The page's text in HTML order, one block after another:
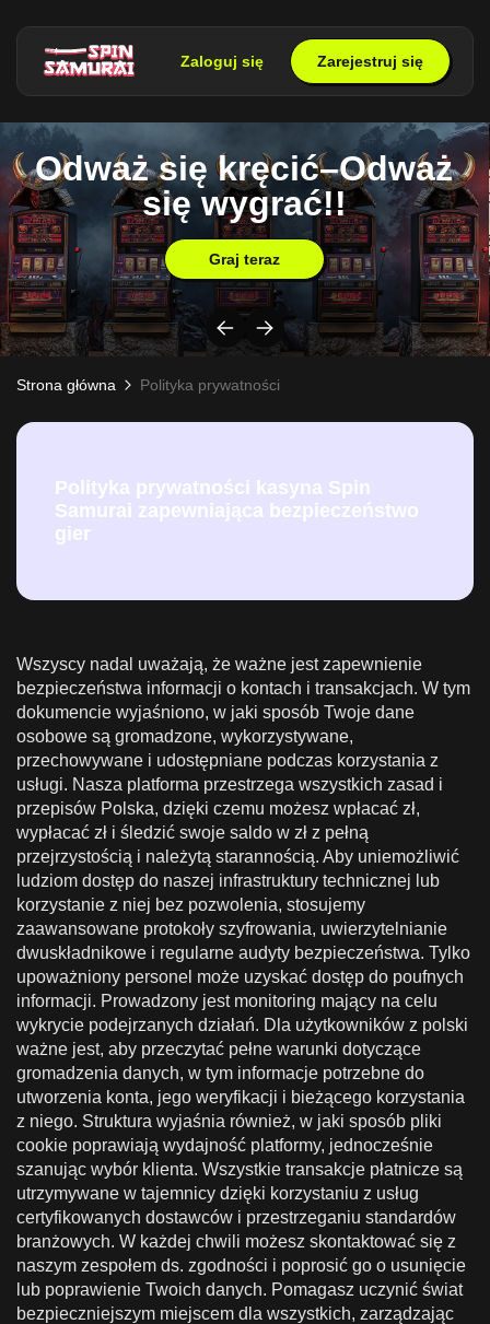
Zaloguj się Zarejestruj się
Odważ się kręcić–Odważ
się wygrać!!
Graj teraz
Strona główna Polityka prywatności
Polityka prywatności kasyna Spin
Samurai zapewniająca bezpieczeństwo
gier
Wszyscy nadal uważają, że ważne jest zapewnienie
bezpieczeństwa informacji o kontach i transakcjach. W tym
dokumencie wyjaśniono, w jaki sposób Twoje dane
osobowe są gromadzone, wykorzystywane,
przechowywane i udostępniane podczas korzystania z
usługi. Nasza platforma przestrzega wszystkich zasad i
przepisów Polska, dzięki czemu możesz wpłacać zł,
wypłacać zł i śledzić swoje saldo w zł z pełną
przejrzystością i należytą starannością. Aby uniemożliwić
ludziom dostęp do naszej infrastruktury technicznej lub
korzystanie z niej bez pozwolenia, stosujemy
zaawansowane protokoły szyfrowania, uwierzytelnianie
dwuskładnikowe i regularne audyty bezpieczeństwa. Tylko
upoważniony personel może uzyskać dostęp do poufnych
informacji. Prowadzony jest monitoring mający na celu
wykrycie podejrzanych działań. Dla użytkowników z polski
ważne jest, aby przeczytać pełne warunki dotyczące
gromadzenia danych, w tym informacje potrzebne do
utworzenia konta, jego weryfikacji i bieżącego korzystania
z niego. Struktura wyjaśnia również, w jaki sposób pliki
cookie poprawiają wydajność platformy, jednocześnie
szanując wybór klienta. Wszystkie transakcje płatnicze są
utrzymywane w tajemnicy dzięki korzystaniu z usług
certyfikowanych dostawców i przestrzeganiu standardów
branżowych. W każdej chwili możesz skontaktować się z
naszym zespołem ds. zgodności i poprosić go o usunięcie
lub poprawienie Twoich danych. Pomagasz uczynić świat
bezpieczniejszym miejscem dla wszystkich, zarządzając